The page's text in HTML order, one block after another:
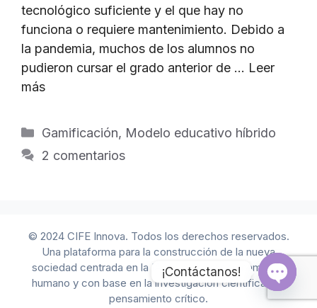
tecnológico suficiente y el que hay no
funciona o requiere mantenimiento. Debido a
la pandemia, muchos de los alumnos no
pudieron cursar el grado anterior de … Leer
más
Categorías
Gamificación, Modelo educativo híbrido
2 comentarios
© 2024 CIFE Innova. Todos los derechos reservados.
Una plataforma para la construcción de la nueva
sociedad centrada en la IA, bajo el direccionamiento
humano y con base en la investigación científica y el
pensamiento crítico.
¡Contáctanos!
Open